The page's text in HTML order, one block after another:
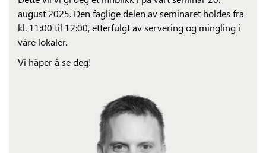
august 2025. Den faglige delen av seminaret holdes fra
kl. 11:00 til 12:00, etterfulgt av servering og mingling i
våre lokaler.
Vi håper å se deg!